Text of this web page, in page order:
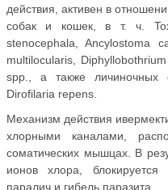
действия, активен в
собак и кошек, в т. ч.
stenocephala, Ancylostoma
multilocularis,
spp., а также личиночных
Dirofilaria repens.
Механизм действия
хлорными каналами,
соматических мышцах. В
ионов хлора, блокируется
паралич и гибель паразита.